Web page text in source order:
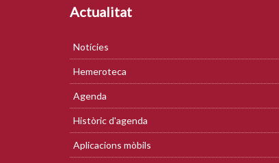
Actualitat
Notícies
Hemeroteca
Agenda
Històric d'agenda
Aplicacions mòbils